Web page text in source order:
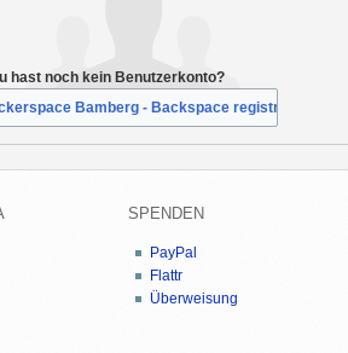
hast noch kein Benutzerkonto?
Bamberg - Backspace registrieren
SPENDEN
PayPal
Flattr
Überweisung